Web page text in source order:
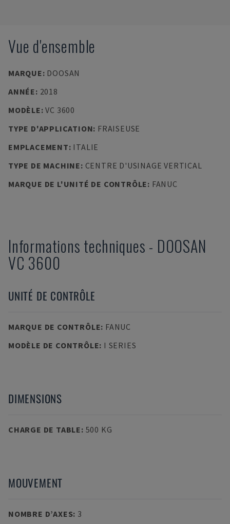
Vue d'ensemble
MARQUE: DOOSAN
ANNÉE: 2018
MODÈLE:VC 3600
TYPE D'APPLICATION: FRAISEUSE
EMPLACEMENT: ITALIE
TYPE DE MACHINE: CENTRE D'USINAGE VERTICAL
MARQUE DE L'UNITÉ DE CONTRÔLE: FANUC
Informations techniques - DOOSAN
VC 3600
UNITÉ DE CONTRÔLE
MARQUE DE CONTRÔLE: FANUC
MODÈLE DE CONTRÔLE: I SERIES
DIMENSIONS
CHARGE DE TABLE: 500 KG
MOUVEMENT
NOMBRE D’AXES: 3